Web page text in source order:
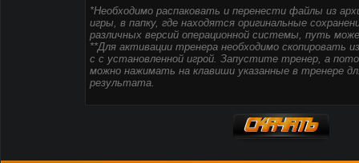
*Необходимо распаковать и перенести файлы из
игры, в папку, где находятся оригинальные
различных версий операционной системы, путь
**Для активации тренера необходимо скопировать
с с установленной игрой. Запустите тренер, а
можно нажимать на клавиши указанные в тренере
результата.